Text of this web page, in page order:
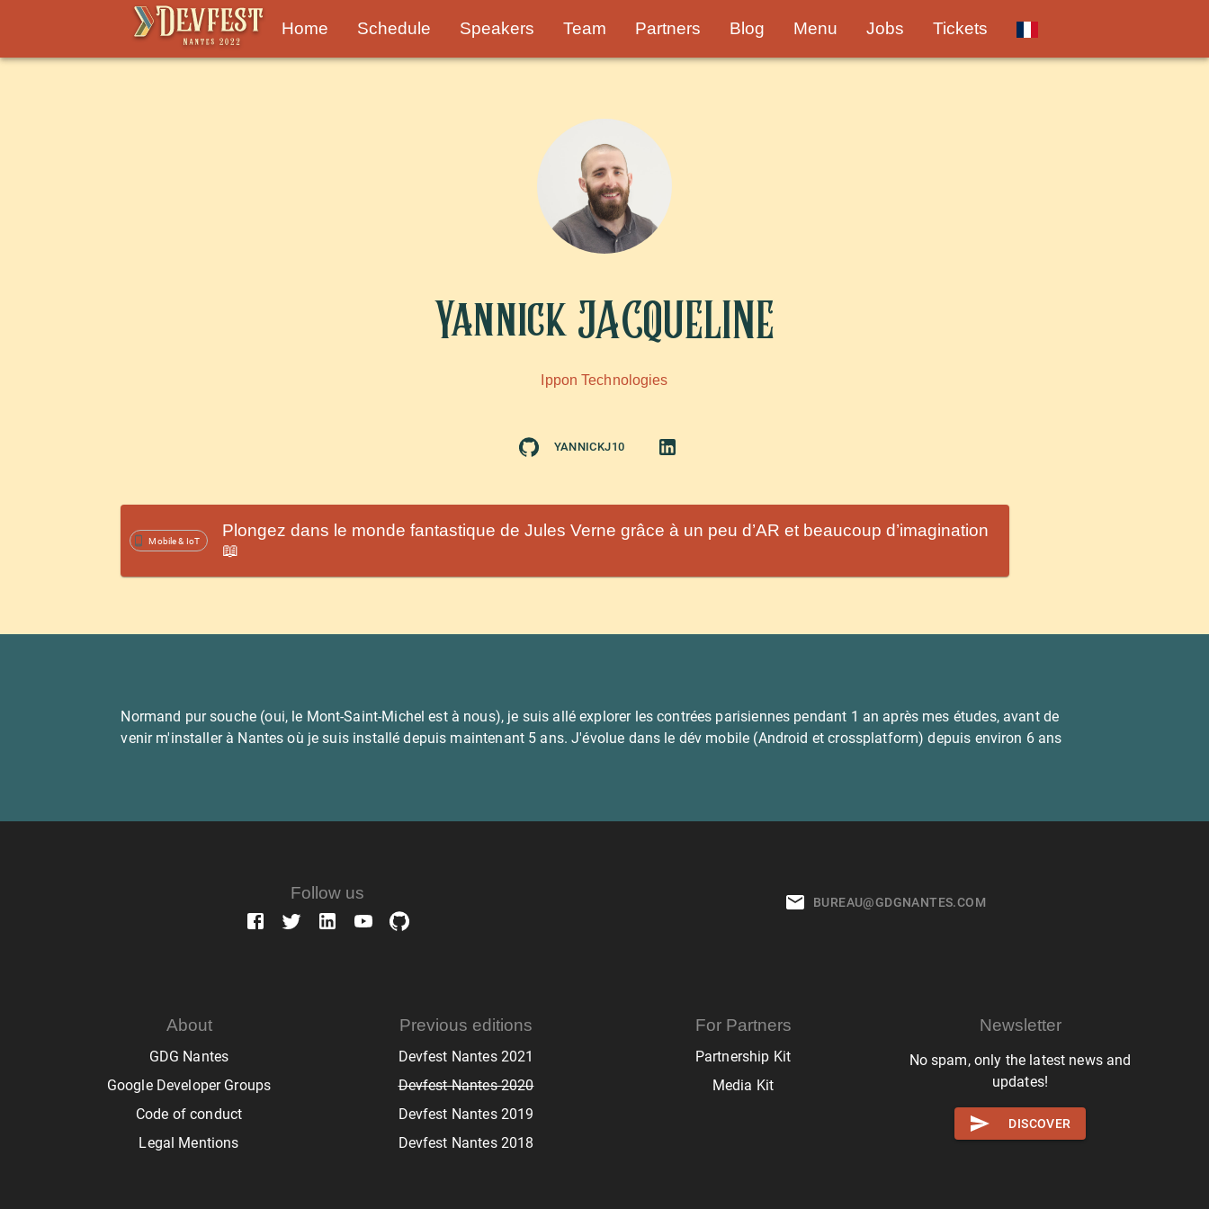
Home Schedule Speakers Team Partners Blog Menu Jobs Tickets
Yannick JACQUELINE
Ippon Technologies
YANNICKJ10
Mobile & IoT
Plongez dans le monde fantastique de Jules Verne grâce à un peu d’AR et beaucoup d’imagination
📖
Normand pur souche (oui, le Mont-Saint-Michel est à nous), je suis allé explorer les contrées parisiennes pendant 1 an après mes études, avant de
venir m'installer à Nantes où je suis installé depuis maintenant 5 ans. J'évolue dans le dév mobile (Android et crossplatform) depuis environ 6 ans
Follow us BUREAU@GDGNANTES.COM
About
GDG Nantes
Google Developer Groups
Code of conduct
Legal Mentions
Previous editions
Devfest Nantes 2021
Devfest Nantes 2020
Devfest Nantes 2019
Devfest Nantes 2018
For Partners
Partnership Kit
Media Kit
Newsletter
No spam, only the latest news and
updates!
DISCOVER